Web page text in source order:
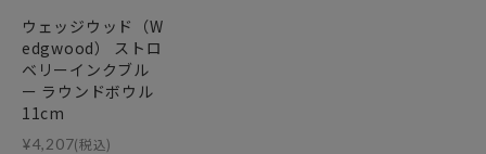
ウェッジウッド（W
edgwood） ストロ
ベリーインクブル
ー ラウンドボウル
11cm
¥4,207(税込)